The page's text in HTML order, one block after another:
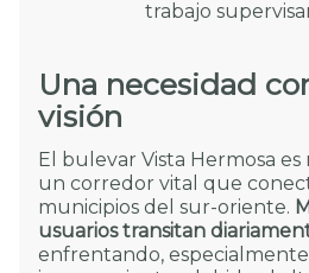
trabajo
Una necesidad
visión
El bulevar Vista Hermosa
un corredor vital que
municipios del sur-oriente.
usuarios transitan
enfrentando, especialmente